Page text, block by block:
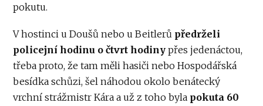
pokutu.
V hostinci u Doušů nebo u Beitlerů předrželi
policejní hodinu o čtvrt hodiny přes jedenáctou,
třeba proto, že tam měli hasiči nebo Hospodářská
besídka schůzi, šel náhodou okolo benátecký
vrchní strážmistr Kára a už z toho byla pokuta 60